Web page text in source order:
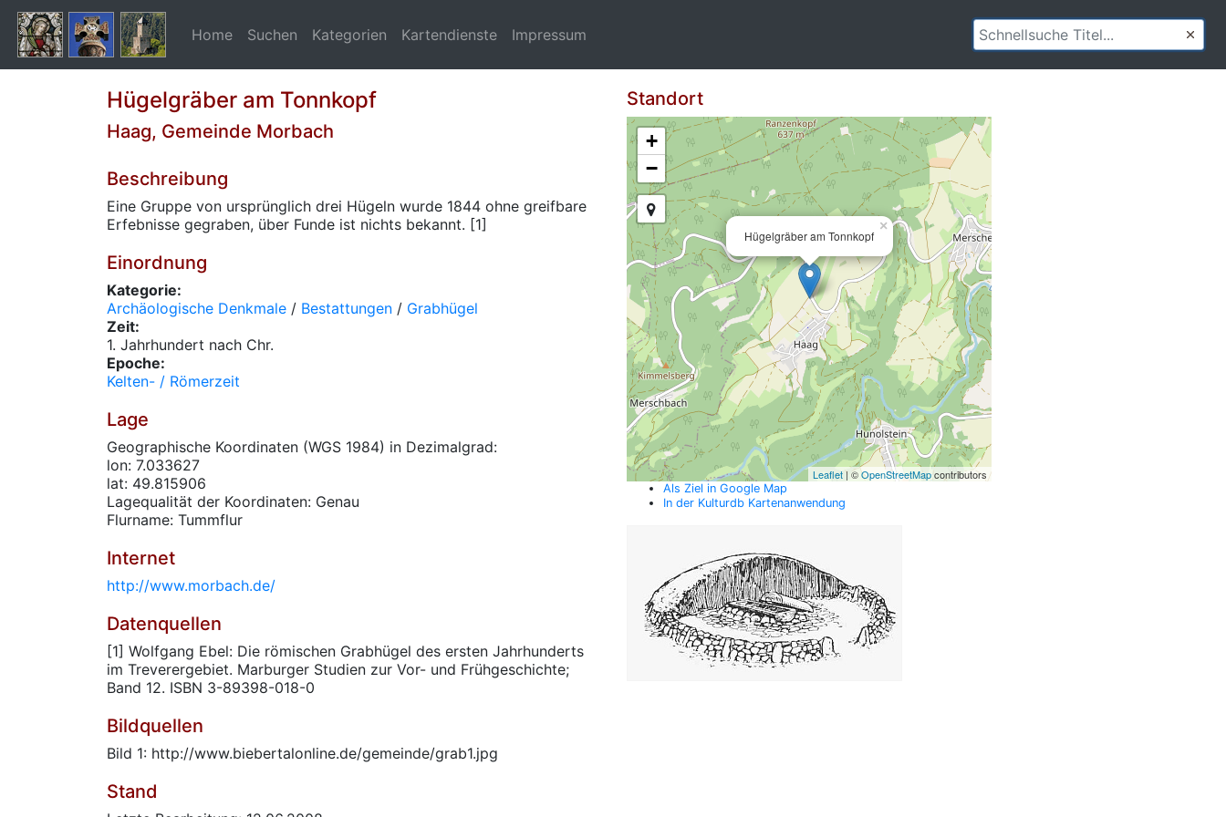
Home Suchen Kategorien Kartendienste Impressum
Hügelgräber am Tonnkopf
Haag, Gemeinde Morbach
Beschreibung
Eine Gruppe von ursprünglich drei Hügeln wurde 1844 ohne greifbare
Erfebnisse gegraben, über Funde ist nichts bekannt. [1]
Einordnung
Kategorie:
Archäologische Denkmale / Bestattungen / Grabhügel
Zeit:
1. Jahrhundert nach Chr.
Epoche:
Kelten- / Römerzeit
Lage
Geographische Koordinaten (WGS 1984) in Dezimalgrad:
lon: 7.033627
lat: 49.815906
Lagequalität der Koordinaten: Genau
Flurname: Tummflur
Internet
http://www.morbach.de/
Datenquellen
[1] Wolfgang Ebel: Die römischen Grabhügel des ersten Jahrhunderts
im Treverergebiet. Marburger Studien zur Vor- und Frühgeschichte;
Band 12. ISBN 3-89398-018-0
Bildquellen
Bild 1: http://www.biebertalonline.de/gemeinde/grab1.jpg
Stand
Standort
Hügelgräber am Tonnkopf
×
+
−
Leaflet| ©OpenStreetMapcontributors
Als Ziel in Google Map
In der Kulturdb Kartenanwendung